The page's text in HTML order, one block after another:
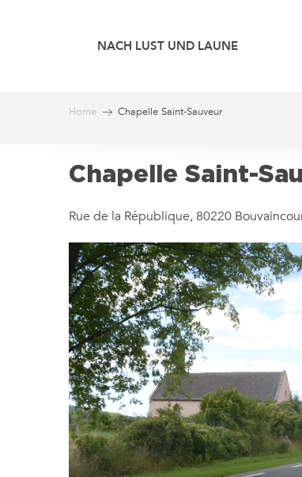
NACH LUST UND LAUNE
Home Chapelle Saint-Sauveur
Chapelle Saint-
Rue de la République, 80220